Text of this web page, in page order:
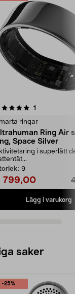
1
ringar
Ring Air
Space Silver
i superlätt
9
799,00
Lägg i varukorg
5.0av 5 stjärnor
saker
-25%